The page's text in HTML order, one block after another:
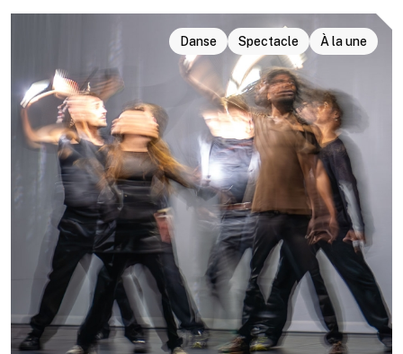
Danse Spectacle À la une